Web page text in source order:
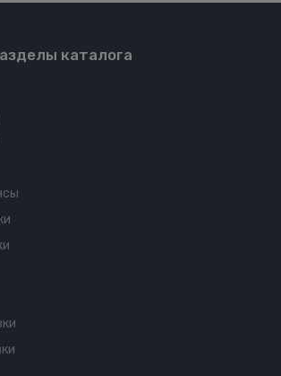
каталога